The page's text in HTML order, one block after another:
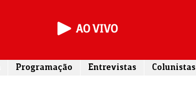
Programação Entrevistas Colunistas